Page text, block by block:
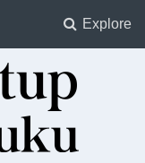
Explore